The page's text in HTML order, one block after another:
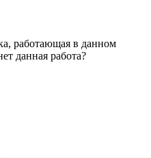
работающая в данном
данная работа?